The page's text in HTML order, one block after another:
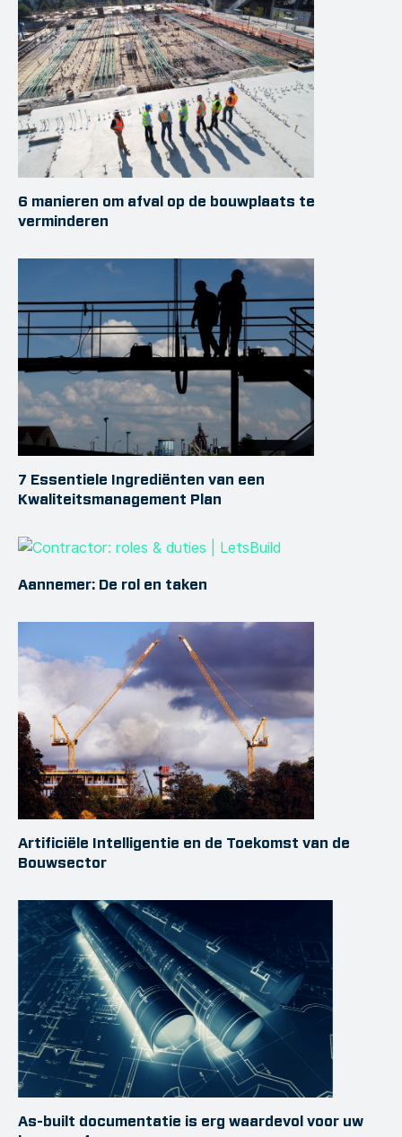
6 manieren om afval op de bouwplaats te
verminderen
7 Essentiele Ingrediënten van een
Kwaliteitsmanagement Plan
Aannemer: De rol en taken
Artificiële Intelligentie en de Toekomst van de
Bouwsector
As-built documentatie is erg waardevol voor uw